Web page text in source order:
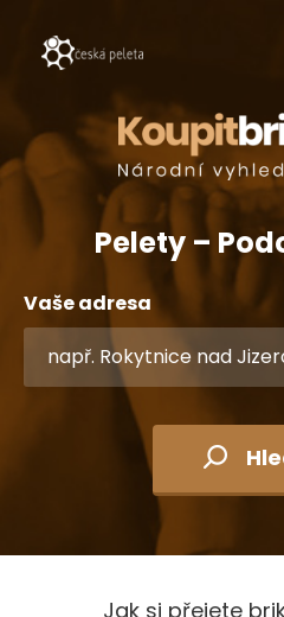
Pelety –
Vaše adresa
Jak si přejete